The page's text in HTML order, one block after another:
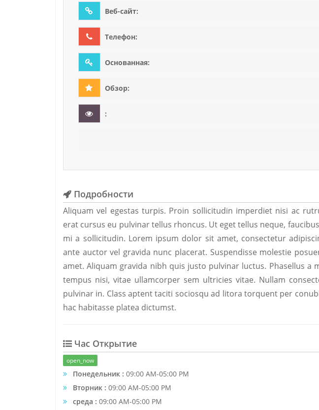
Веб-сайт:
Телефон:
Основанная:
Обзор:
:
Подробности
Aliquam vel egestas turpis. Proin sollicitudin imperdiet nisi ac
erat cursus eu pulvinar tellus rhoncus. Ut eget tellus neque,
mi a sollicitudin. Lorem ipsum dolor sit amet, consectetur
ante auctor vel gravida nunc placerat. Suspendisse molestie
amet. Aliquam gravida nibh quis justo pulvinar luctus. Phasellus a
tempus nisi, vitae ullamcorper sem ultricies vitae. Nullam
pulvinar in. Class aptent taciti sociosqu ad litora torquent per
hac habitasse platea dictumst.
Час Открытие
open_now
Понедельник : 09:00 AM-05:00 PM
Вторник : 09:00 AM-05:00 PM
среда : 09:00 AM-05:00 PM